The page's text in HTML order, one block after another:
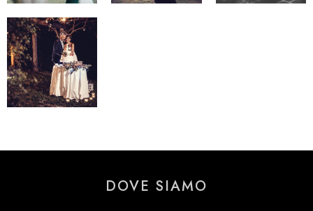
DOVE SIAMO